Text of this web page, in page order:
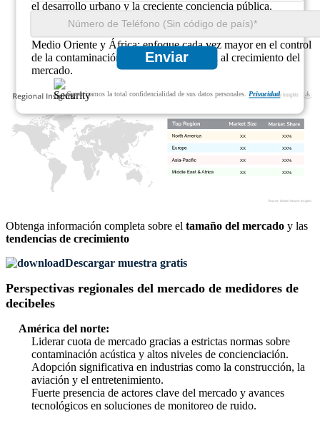
Enviar
Garantizamos la total confidencialidad de sus datos personales. Privacidad
el desarrollo urbano y la creciente conciencia pública.
América Latina: Mercado emergente con creciente adopción
de soluciones de monitoreo de ruido.
Medio Oriente y África: enfoque cada vez mayor en el control
de la contaminación acústica, lo que lleva al crecimiento del
mercado.
XX%
XX
XX%
XX
XX%
XX
XX%
XX
Obtenga información completa sobre el tamaño del mercado y las
tendencias de crecimiento
Descargar muestra gratis
Perspectivas regionales del mercado de medidores de
decibeles
América del norte:
Liderar cuota de mercado gracias a estrictas normas sobre
contaminación acústica y altos niveles de concienciación.
Adopción significativa en industrias como la construcción, la
aviación y el entretenimiento.
Fuerte presencia de actores clave del mercado y avances
tecnológicos en soluciones de monitoreo de ruido.